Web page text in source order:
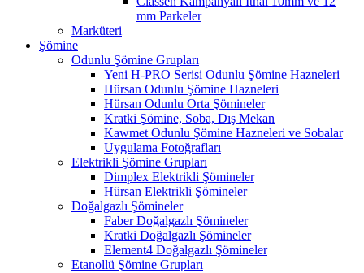
mm Parkeler
Marküteri
Şömine
Odunlu Şömine Grupları
Yeni H-PRO Serisi Odunlu Şömine Hazneleri
Hürsan Odunlu Şömine Hazneleri
Hürsan Odunlu Orta Şömineler
Kratki Şömine, Soba, Dış Mekan
Kawmet Odunlu Şömine Hazneleri ve Sobalar
Uygulama Fotoğrafları
Elektrikli Şömine Grupları
Dimplex Elektrikli Şömineler
Hürsan Elektrikli Şömineler
Doğalgazlı Şömineler
Faber Doğalgazlı Şömineler
Kratki Doğalgazlı Şömineler
Element4 Doğalgazlı Şömineler
Etanollü Şömine Grupları